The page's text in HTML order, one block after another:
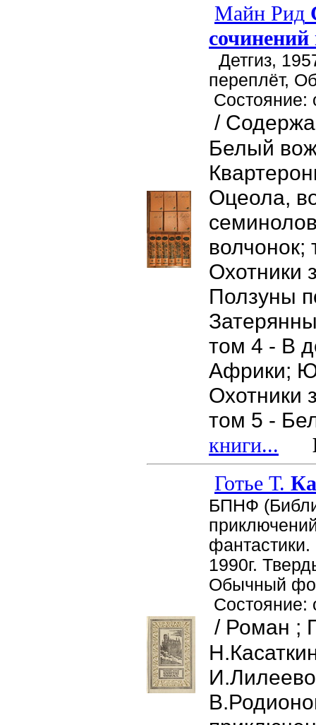
Майн Рид
сочинений
Детгиз,
переплёт,
Состояние:
/
Белый
Оцеола,
волчонок;
Охотники
Ползуны
том 4 - В
Африки;
Охотники
том 5 -
книги...
Готье Т.
БПНФ
1990г.
Обычный
Состояние:
/ Роман ;